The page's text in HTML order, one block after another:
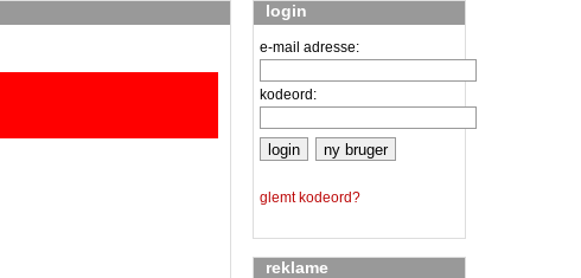
login
e-mail adresse:
kodeord:
glemt kodeord?
reklame